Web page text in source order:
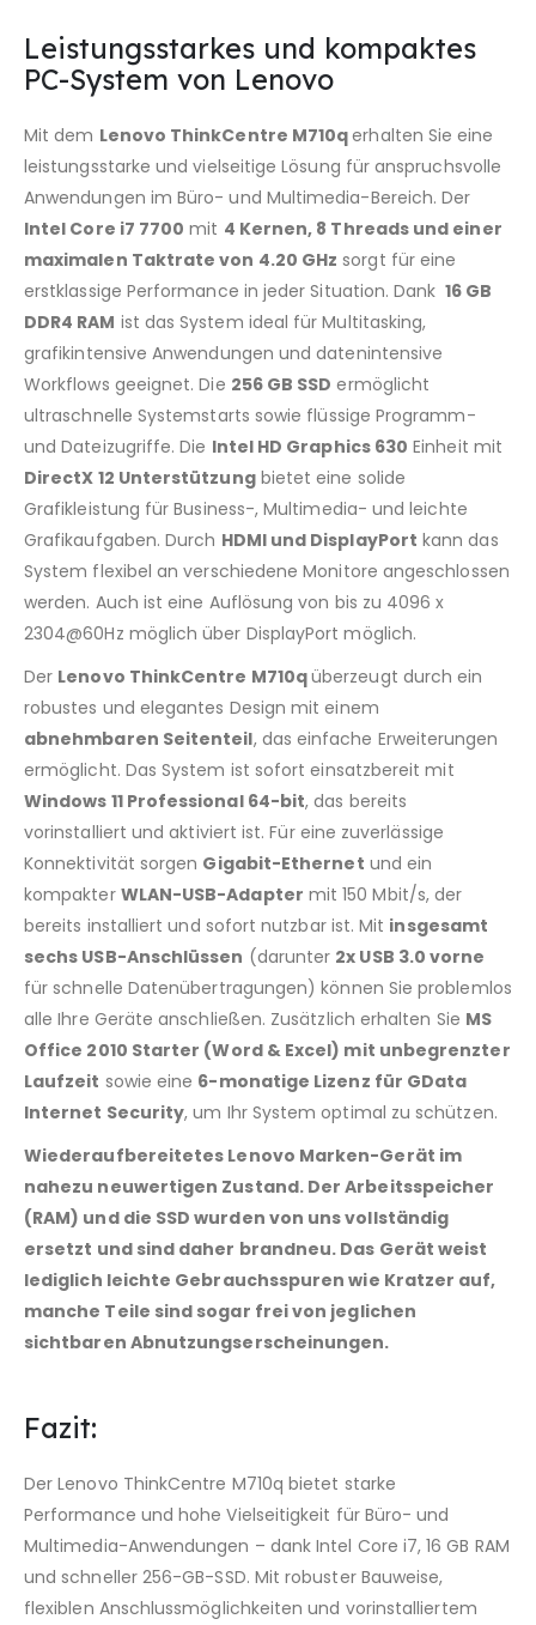
Leistungsstarkes und kompaktes
PC-System von Lenovo
Mit dem Lenovo ThinkCentre M710qerhalten Sie eine
leistungsstarke und vielseitige Lösung für anspruchsvolle
Anwendungen im Büro- und Multimedia-Bereich. Der
Intel Core i7 7700 mit 4 Kernen, 8 Threads und einer
maximalen Taktrate von 4.20 GHz sorgt für eine
erstklassige Performance in jeder Situation. Dank 16 GB
DDR4 RAM ist das System ideal für Multitasking,
grafikintensive Anwendungen und datenintensive
Workflows geeignet. Die 256 GB SSD ermöglicht
ultraschnelle Systemstarts sowie flüssige Programm-
und Dateizugriffe. Die Intel HD Graphics 630 Einheit mit
DirectX 12 Unterstützungbietet eine solide
Grafikleistung für Business-, Multimedia- und leichte
Grafikaufgaben. Durch HDMI und DisplayPort kann das
System flexibel an verschiedene Monitore angeschlossen
werden. Auch ist eine Auflösung von bis zu 4096 x
2304@60Hz möglich über DisplayPort möglich.
Der Lenovo ThinkCentre M710qüberzeugt durch ein
robustes und elegantes Design mit einem
abnehmbaren Seitenteil, das einfache Erweiterungen
ermöglicht. Das System ist sofort einsatzbereit mit
Windows 11 Professional 64-bit, das bereits
vorinstalliert und aktiviert ist. Für eine zuverlässige
Konnektivität sorgen Gigabit-Ethernet und ein
kompakter WLAN-USB-Adapter mit 150 Mbit/s, der
bereits installiert und sofort nutzbar ist. Mit insgesamt
sechs USB-Anschlüssen (darunter 2x USB 3.0 vorne
für schnelle Datenübertragungen) können Sie problemlos
alle Ihre Geräte anschließen. Zusätzlich erhalten Sie MS
Office 2010 Starter (Word & Excel) mit unbegrenzter
Laufzeit sowie eine 6-monatige Lizenz für GData
Internet Security, um Ihr System optimal zu schützen.
Wiederaufbereitetes Lenovo Marken-Gerät im
nahezu neuwertigen Zustand. Der Arbeitsspeicher
(RAM) und die SSD wurden von uns vollständig
ersetzt und sind daher brandneu. Das Gerät weist
lediglich leichte Gebrauchsspuren wie Kratzer auf,
manche Teile sind sogar frei von jeglichen
sichtbaren Abnutzungserscheinungen.
Fazit:
Der Lenovo ThinkCentre M710q bietet starke
Performance und hohe Vielseitigkeit für Büro- und
Multimedia-Anwendungen – dank Intel Core i7, 16 GB RAM
und schneller 256-GB-SSD. Mit robuster Bauweise,
flexiblen Anschlussmöglichkeiten und vorinstalliertem